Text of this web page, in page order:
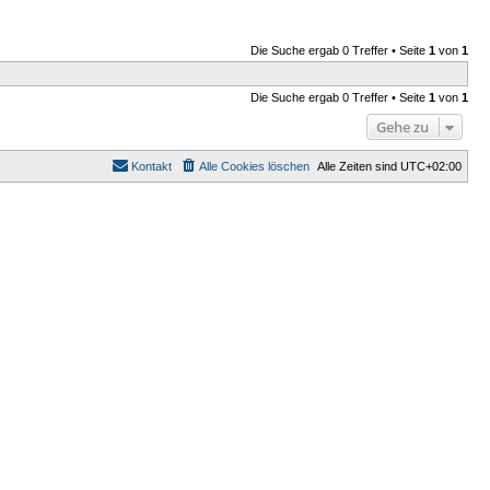
Die Suche ergab 0 Treffer • Seite 1 von 1
Die Suche ergab 0 Treffer • Seite 1 von 1
Gehe zu
Alle Zeiten sind UTC+02:00
Alle Cookies löschen
Kontakt